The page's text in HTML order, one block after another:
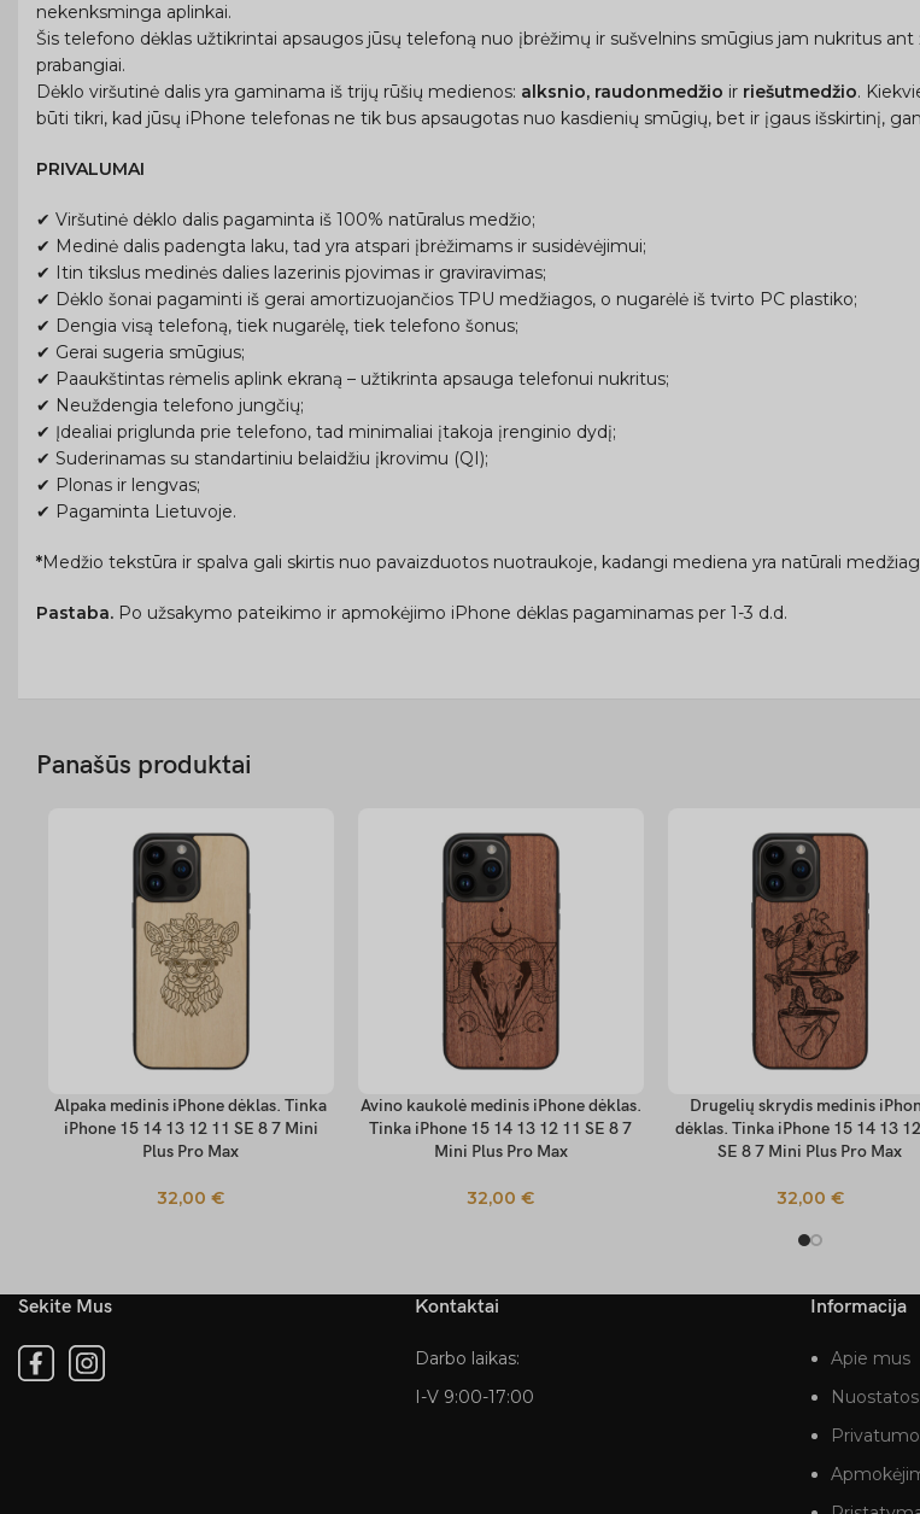
nekenksminga aplinkai.
Šis telefono dėklas užtikrintai apsaugos jūsų telefoną nuo įbrėžimų ir sušvelnins smūgius jam nukritus
prabangiai.
Dėklo viršutinė dalis yra gaminama iš trijų rūšių medienos: alksnio, raudonmedžio ir riešutmedžio.
būti tikri, kad jūsų iPhone telefonas ne tik bus apsaugotas nuo kasdienių smūgių, bet ir įgaus išskirtinį,
PRIVALUMAI
✔ Viršutinė dėklo dalis pagaminta iš 100% natūralus medžio;
✔ Medinė dalis padengta laku, tad yra atspari įbrėžimams ir susidėvėjimui;
✔ Itin tikslus medinės dalies lazerinis pjovimas ir graviravimas;
✔ Dėklo šonai pagaminti iš gerai amortizuojančios TPU medžiagos, o nugarėlė iš tvirto PC plastiko;
✔ Dengia visą telefoną, tiek nugarėlę, tiek telefono šonus;
✔ Gerai sugeria smūgius;
✔ Paaukštintas rėmelis aplink ekraną – užtikrinta apsauga telefonui nukritus;
✔ Neuždengia telefono jungčių;
✔ Įdealiai priglunda prie telefono, tad minimaliai įtakoja įrenginio dydį;
✔ Suderinamas su standartiniu belaidžiu įkrovimu (QI);
✔ Plonas ir lengvas;
✔ Pagaminta Lietuvoje.
*Medžio tekstūra ir spalva gali skirtis nuo pavaizduotos nuotraukoje, kadangi mediena yra natūrali
Pastaba. Po užsakymo pateikimo ir apmokėjimo iPhone dėklas pagaminamas per 1-3 d.d.
Panašūs produktai
PASIRINKTI SAVYBES
Alpaka medinis iPhone dėklas. Tinka
iPhone 15 14 13 12 11 SE 8 7 Mini
Plus Pro Max
32,00€
PASIRINKTI SAVYBES
Avino kaukolė medinis iPhone dėklas.
Tinka iPhone 15 14 13 12 11 SE 8 7
Mini Plus Pro Max
32,00€
PASIRINKTI SAVYBES
Drugelių skrydis medinis
dėklas. Tinka iPhone 15 14 13
SE 8 7 Mini Plus Pro Max
32,00 €
Sekite Mus Kontaktai
Darbo laikas:
I-V 9:00-17:00
Informacija
Apie mus